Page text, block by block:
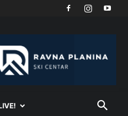
pokrajina.Što
vam
da vam